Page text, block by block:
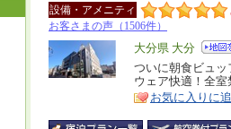
設備・アメニティ
お客さまの声（1506件）
エ
リ
ア
大分県 大分
特
徴
ついに朝食ビュ
ウェア快適！全
お気に入りに